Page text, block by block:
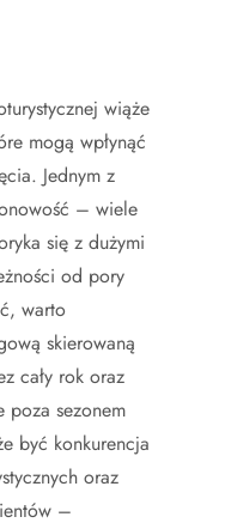
wiąże
mogą wpłynąć
Jednym z
– wiele
się z dużymi
od pory
warto
skierowaną
cały rok oraz
poza sezonem
być konkurencja
oraz
–